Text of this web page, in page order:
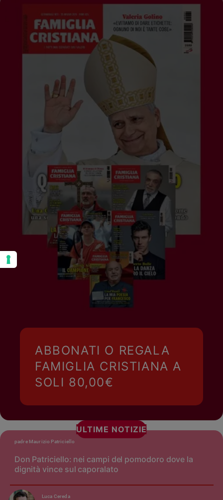
ABBONATI O REGALA
FAMIGLIA CRISTIANA A
SOLI 80,00€
ULTIME NOTIZIE
Don Patriciello: nei campi del pomodoro dove la
dignità vince sul caporalato
padre Maurizio Patriciello
Luca Cereda